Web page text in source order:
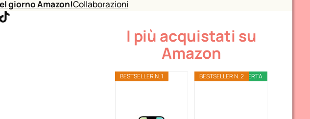
giorno Amazon!Collaborazioni
I più acquistati su
Amazon
BESTSELLER N. 1 OFFERTA
BESTSELLER N. 2